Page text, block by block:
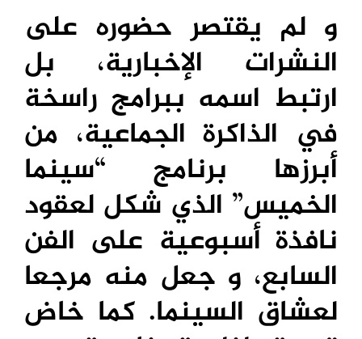
و لم يقتصر حضوره على
النشرات الإخبارية، بل
ارتبط اسمه ببرامج راسخة
في الذاكرة الجماعية، من
أبرزها برنامج “سينما
الخميس” الذي شكل لعقود
نافذة أسبوعية على الفن
السابع، و جعل منه مرجعا
لعشاق السينما. كما خاض